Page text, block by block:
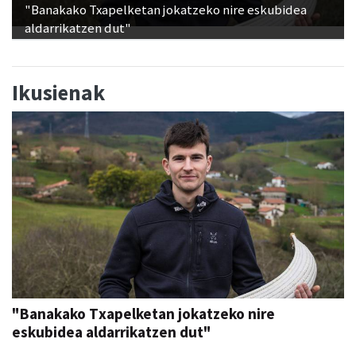
"Banakako Txapelketan jokatzeko nire eskubidea
aldarrikatzen dut"
Ikusienak
"Banakako Txapelketan jokatzeko nire
eskubidea aldarrikatzen dut"